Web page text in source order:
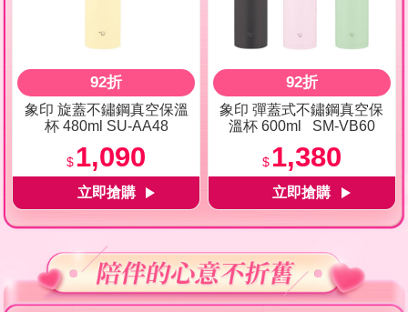
92折
象印 旋蓋不鏽鋼真空保溫
杯 480ml SU-AA48
$ 1,090
92折
象印 彈蓋式不鏽鋼真空保
溫杯 600ml SM-VB60
$ 1,380